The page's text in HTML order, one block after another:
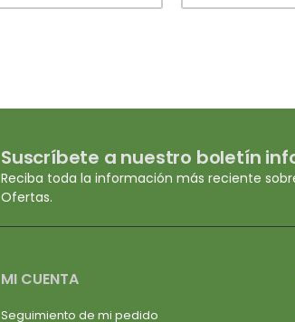
Suscríbete a nuestro boletín
Reciba toda la información más reciente
Ofertas.
MI CUENTA
Seguimiento de mi pedido